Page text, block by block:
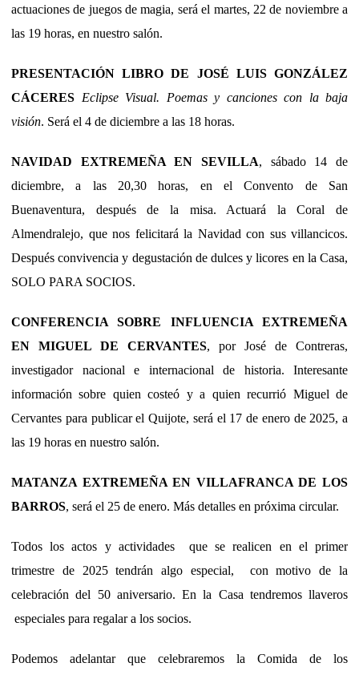
actuaciones de juegos de magia, será el martes, 22 de noviembre a
las 19 horas, en nuestro salón.
PRESENTACIÓN LIBRO DE JOSÉ LUIS GONZÁLEZ
CÁCERES Eclipse Visual. Poemas y canciones con la baja
visión. Será el 4 de diciembre a las 18 horas.
NAVIDAD EXTREMEÑA EN SEVILLA, sábado 14 de
diciembre, a las 20,30 horas, en el Convento de San
Buenaventura, después de la misa. Actuará la Coral de
Almendralejo, que nos felicitará la Navidad con sus villancicos.
Después convivencia y degustación de dulces y licores en la Casa,
SOLO PARA SOCIOS.
CONFERENCIA SOBRE INFLUENCIA EXTREMEÑA
EN MIGUEL DE CERVANTES, por José de Contreras,
investigador nacional e internacional de historia. Interesante
información sobre quien costeó y a quien recurrió Miguel de
Cervantes para publicar el Quijote, será el 17 de enero de 2025, a
las 19 horas en nuestro salón.
MATANZA EXTREMEÑA EN VILLAFRANCA DE LOS
BARROS, será el 25 de enero. Más detalles en próxima circular.
Todos los actos y actividades que se realicen en el primer
trimestre de 2025 tendrán algo especial, con motivo de la
celebración del 50 aniversario. En la Casa tendremos llaveros
especiales para regalar a los socios.
Podemos adelantar que celebraremos la Comida de los